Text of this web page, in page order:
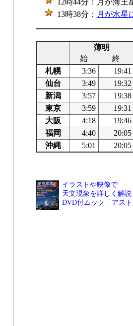
12時44分：月が海王
13時38分： 月が水星
薄明
始
終
札幌
3:36 19:41
仙台
3:49 19:32
新潟
3:57 19:38
東京
3:59 19:31
大阪
4:18 19:46
福岡
4:40 20:05
沖縄
5:01 20:05
イラストや映像で
天文現象を詳しく解説
DVD付ムック「アスト